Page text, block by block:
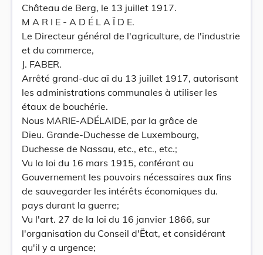
Château de Berg, le 13 juillet 1917.
M A R I E - A D É L A Ï D E.
Le Directeur général de l'agriculture, de l'industrie
et du commerce,
J. FABER.
Arrêté grand-duc aï du 13 juillet 1917, autorisant
les administrations communales à utiliser les
étaux de bouchérie.
Nous MARIE-ADÉLAIDE, par la grâce de
Dieu. Grande-Duchesse de Luxembourg,
Duchesse de Nassau, etc., etc., etc.;
Vu la loi du 16 mars 1915, conférant au
Gouvernement les pouvoirs nécessaires aux fins
de sauvegarder les intérêts économiques du.
pays durant la guerre;
Vu l'art. 27 de la loi du 16 janvier 1866, sur
l'organisation du Conseil d'Ëtat, et considérant
qu'il y a urgence;